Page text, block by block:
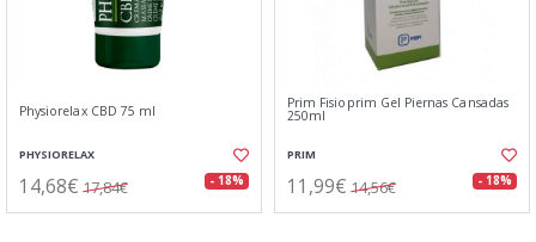
Physiorelax CBD 75 ml
PHYSIORELAX
14,68€ 17,84€ - 18%
Prim Fisioprim Gel Piernas Cansadas
250ml
PRIM
11,99€ 14,56€ - 18%